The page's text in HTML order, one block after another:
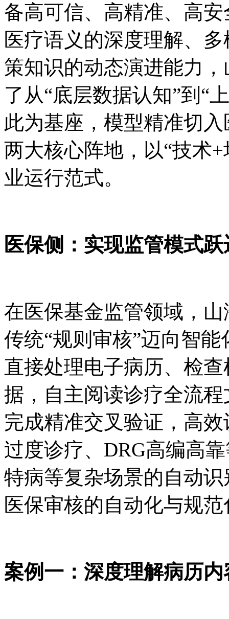
备高可信、高精准、高
医疗语义的深度理解、
策知识的动态演进能力
了从“底层数据认知”到“
此为基座，模型精准切
两大核心阵地，以“技术
业运行范式。
医保侧：实现监管模式
在医保基金监管领域，
传统“规则审核”迈向智
直接处理电子病历、检
据，自主阅读诊疗全流
完成精准交叉验证，高
过度诊疗、DRG高编高
特病等复杂场景的自动
医保审核的自动化与规
案例一：深度理解病历